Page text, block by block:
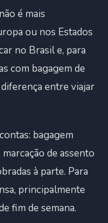
é mais
ou nos Estados
no Brasil e, para
com bagagem de
entre viajar
bagagem
de assento
à parte. Para
principalmente
fim de semana.